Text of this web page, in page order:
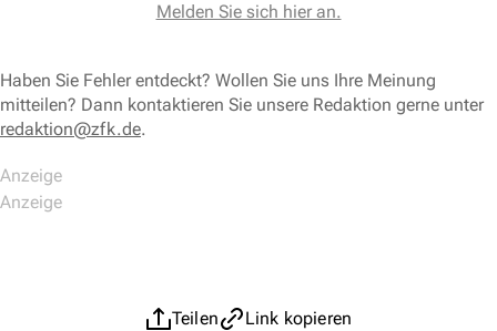
Melden Sie sich hier an.
Haben Sie Fehler entdeckt? Wollen Sie uns Ihre Meinung
mitteilen? Dann kontaktieren Sie unsere Redaktion gerne unter
redaktion@zfk.de.
Teilen
Link kopieren